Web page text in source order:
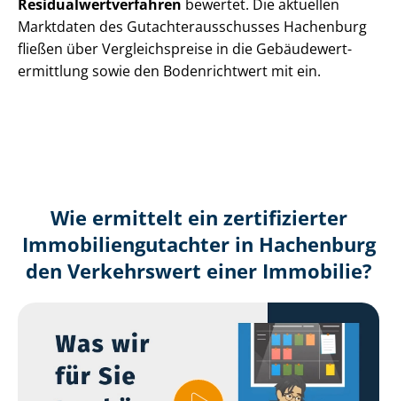
Re­si­du­al­wert­ver­fah­ren bewertet. Die aktuellen
Marktdaten des Gut­ach­ter­aus­schus­ses Hachenburg
fließen über Ver­gleichs­prei­se in die Ge­bäu­de­wert­
ermitt­lung sowie den Bodenrichtwert mit ein.
Wie ermittelt ein zertifizierter
Immobilien­gutachter in Hachenburg
den Verkehrswert einer Immobilie?